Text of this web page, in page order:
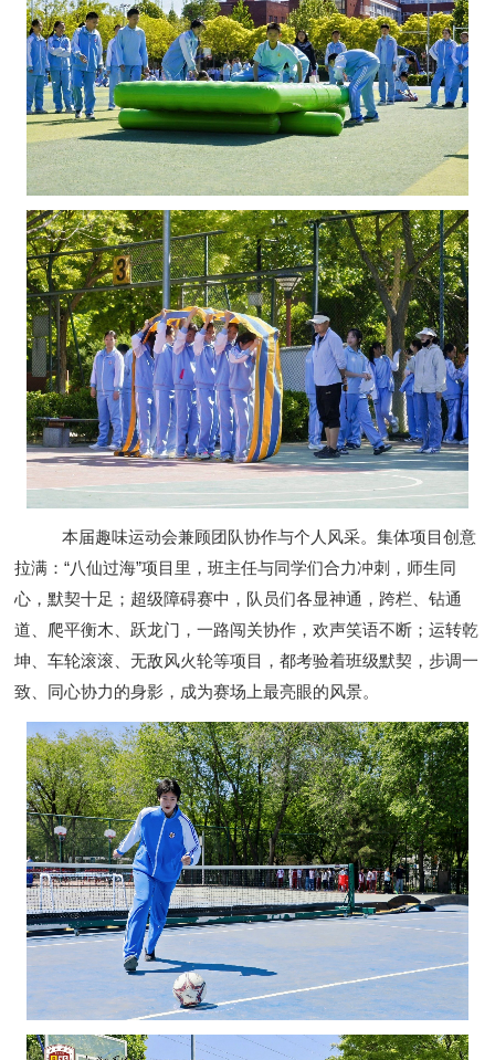
本届趣味运动会兼顾团队协作与个人风采。集体项目创意
拉满：“八仙过海”项目里，班主任与同学们合力冲刺，师生同
心，默契十足；超级障碍赛中，队员们各显神通，跨栏、钻通
道、爬平衡木、跃龙门，一路闯关协作，欢声笑语不断；运转乾
坤、车轮滚滚、无敌风火轮等项目，都考验着班级默契，步调一
致、同心协力的身影，成为赛场上最亮眼的风景。